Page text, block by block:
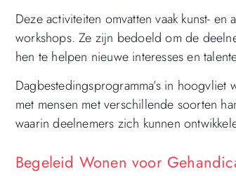
Deze activiteiten omvatten vaak kunst-
workshops. Ze zijn bedoeld om de
hen te helpen nieuwe interesses en
Dagbestedingsprogramma’s in
met mensen met verschillende soorten
waarin deelnemers zich kunnen
Begeleid Wonen voor